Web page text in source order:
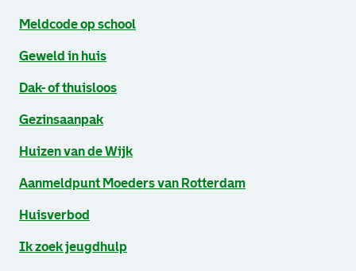
Meldcode op school
Geweld in huis
Dak- of thuisloos
Gezinsaanpak
Huizen van de Wijk
Aanmeldpunt Moeders van Rotterdam
Huisverbod
Ik zoek jeugdhulp